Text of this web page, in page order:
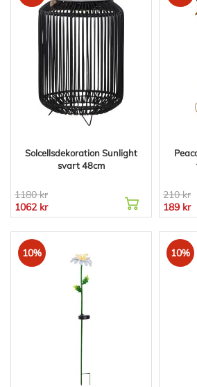
Solcellsdekoration Sunlight
svart 48cm
1180 kr
1062 kr
210 kr
189 kr
10% 10%